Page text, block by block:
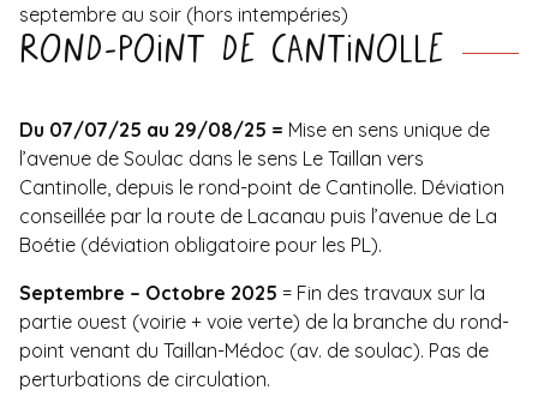
septembre au soir (hors intempéries)
Rond-point de Cantinolle
Du 07/07/25 au 29/08/25 = Mise en sens unique de
l’avenue de Soulac dans le sens Le Taillan vers
Cantinolle, depuis le rond-point de Cantinolle. Déviation
conseillée par la route de Lacanau puis l’avenue de La
Boétie (déviation obligatoire pour les PL).
Septembre – Octobre 2025 = Fin des travaux sur la
partie ouest (voirie + voie verte) de la branche du rond-
point venant du Taillan-Médoc (av. de soulac). Pas de
perturbations de circulation.